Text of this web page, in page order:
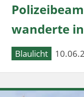
wanderte
Blaulicht